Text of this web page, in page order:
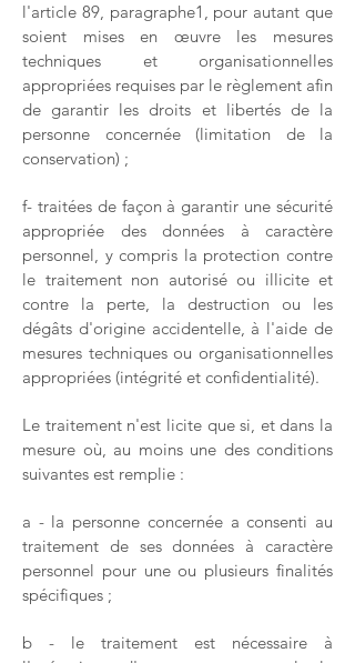
l'article 89, paragraphe1, pour autant que
soient mises en œuvre les mesures
techniques et organisationnelles
appropriées requises par le règlement afin
de garantir les droits et libertés de la
personne concernée (limitation de la
conservation) ;
f- traitées de façon à garantir une sécurité
appropriée des données à caractère
personnel, y compris la protection contre
le traitement non autorisé ou illicite et
contre la perte, la destruction ou les
dégâts d'origine accidentelle, à l'aide de
mesures techniques ou organisationnelles
appropriées (intégrité et confidentialité).
Le traitement n'est licite que si, et dans la
mesure où, au moins une des conditions
suivantes est remplie :
a - la personne concernée a consenti au
traitement de ses données à caractère
personnel pour une ou plusieurs finalités
spécifiques ;
b - le traitement est nécessaire à